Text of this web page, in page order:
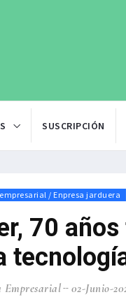
SUSCRIPCIÓN
/ Enpresa jarduera
70
Empresarial 02-Junio-